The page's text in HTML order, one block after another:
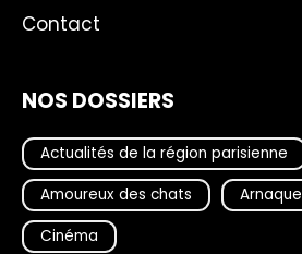
Contact
NOS DOSSIERS
Actualités de la région parisienne
Amoureux des chats
Arnaque
Cinéma